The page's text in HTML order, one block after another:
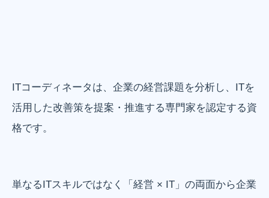
ITコーディネータは、企業の経営課題を分析し、ITを
活用した改善策を提案・推進する専門家を認定する資
格です。
単なるITスキルではなく「経営 × IT」の両面から企業